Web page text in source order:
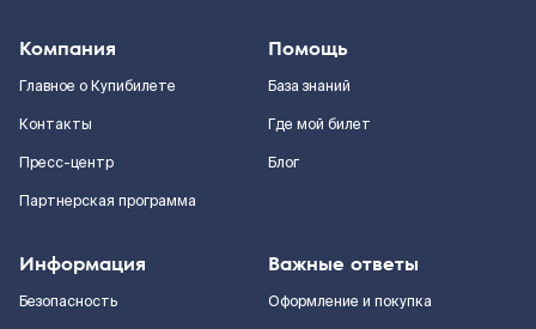
Компания
Главное о Купибилете
Контакты
Пресс-центр
Партнерская программа
Помощь
База знаний
Где мой билет
Блог
Информация
Безопасность
Важные ответы
Оформление и покупка